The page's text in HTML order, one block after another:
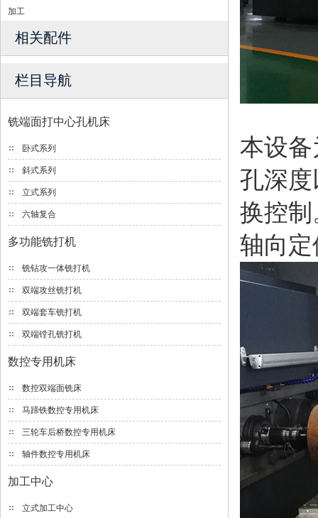
加工
相关配件
栏目导航
铣端面打中心孔机床
卧式系列
斜式系列
立式系列
六轴复合
多功能铣打机
铣钻攻一体铣打机
双端攻丝铣打机
双端套车铣打机
双端镗孔铣打机
数控专用机床
数控双端面铣床
马蹄铁数控专用机床
三轮车后桥数控专用机床
轴件数控专用机床
加工中心
立式加工中心
本设
孔深
换控
轴向